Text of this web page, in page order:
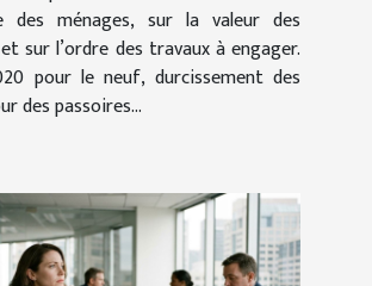
des ménages, sur la valeur des
sur l’ordre des travaux à engager.
pour le neuf, durcissement des
des passoires...